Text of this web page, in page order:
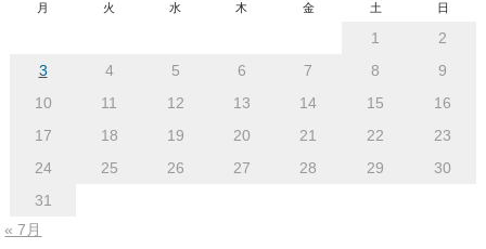
月 火 水 木 金 土 日
1
2
3
4 5 6 7 8
9
10
11 12 13 14 15
16
17
18 19 20 21 22
23
24
25 26 27 28 29
30
31
« 7月